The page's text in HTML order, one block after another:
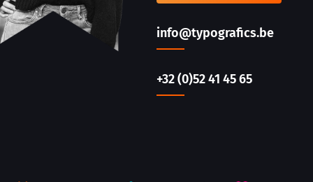
info@typografics.be
+32 (0)52 41 45 65